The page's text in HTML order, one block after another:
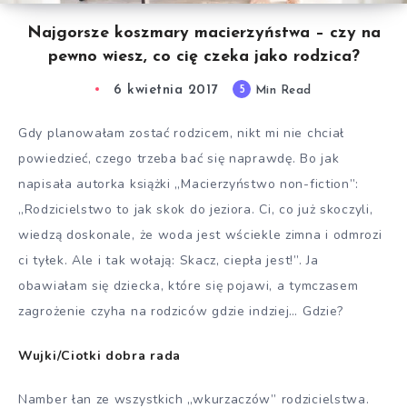
Najgorsze koszmary macierzyństwa – czy na
pewno wiesz, co cię czeka jako rodzica?
6 kwietnia 2017 5 Min Read
Gdy planowałam zostać rodzicem, nikt mi nie chciał
powiedzieć, czego trzeba bać się naprawdę. Bo jak
napisała autorka książki „Macierzyństwo non-fiction”:
„Rodzicielstwo to jak skok do jeziora. Ci, co już skoczyli,
wiedzą doskonale, że woda jest wściekle zimna i odmrozi
ci tyłek. Ale i tak wołają: Skacz, ciepła jest!”. Ja
obawiałam się dziecka, które się pojawi, a tymczasem
zagrożenie czyha na rodziców gdzie indziej… Gdzie?
Wujki/Ciotki dobra rada
Namber łan ze wszystkich „wkurzaczów” rodzicielstwa.